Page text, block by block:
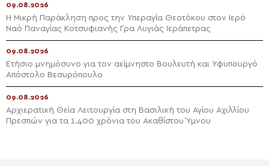
09.08.2026
Η Μικρή Παράκληση προς την Υπεραγία Θεοτόκου στον Ιερό
Ναό Παναγίας Κοτσυφιανής Γρα Λυγιάς Ιεράπετρας
09.08.2026
Ετήσιο μνημόσυνο για τον αείμνηστο Bουλευτή και Υφυπουργό
Απόστολο Βεσυρόπουλο
09.08.2026
Αρχιερατική Θεία Λειτουργία στη Βασιλική του Αγίου Αχιλλίου
Πρεσπών για τα 1.400 χρόνια του Ακαθίστου Ύμνου